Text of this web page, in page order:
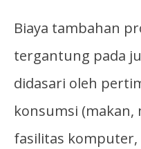
Biaya tambahan
tergantung pada
didasari oleh
konsumsi (makan,
fasilitas